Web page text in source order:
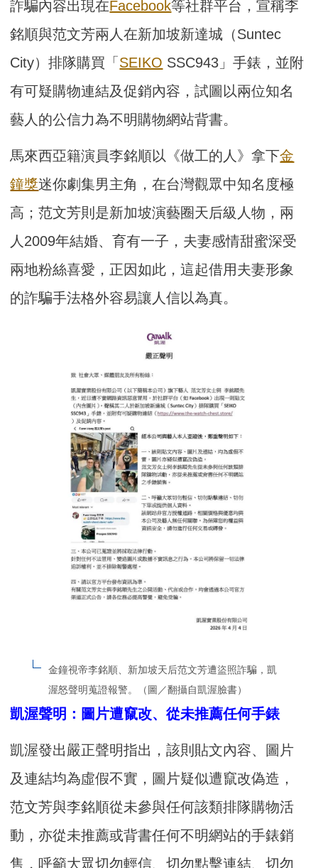
詐騙內容出現在Facebook等社群平台，宣稱李
銘順與范文芳兩人在新加坡新達城（Suntec
City）排隊購買「 SEIKO SSC943」手錶，並附
有可疑購物連結及促銷內容，試圖以兩位知名
藝人的公信力為不明購物網站背書。
馬來西亞籍演員李銘順以《做工的人》拿下金
鐘獎迷你劇集男主角，在台灣觀眾中知名度極
高；范文芳則是新加坡演藝圈天后級人物，兩
人2009年結婚、育有一子，夫妻感情甜蜜深受
兩地粉絲喜愛，正因如此，這起借用夫妻形象
的詐騙手法格外容易讓人信以為真。
金鐘視帝李銘順、新加坡天后范文芳遭盜照詐騙，凱
渥怒聲明蒐證報警。（圖／翻攝自凱渥臉書）
凱渥聲明：圖片遭竄改、從未推薦任何手錶
凱渥發出嚴正聲明指出，該則貼文內容、圖片
及連結均為虛假不實，圖片疑似遭竄改偽造，
范文芳與李銘順從未參與任何該類排隊購物活
動，亦從未推薦或背書任何不明網站的手錶銷
售，呼籲大眾切勿輕信、切勿點擊連結、切勿